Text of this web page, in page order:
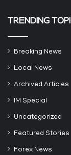
TRENDING
Breaking News
Local News
Archived Articles
IM Special
Uncategorized
Featured Stories
Forex News